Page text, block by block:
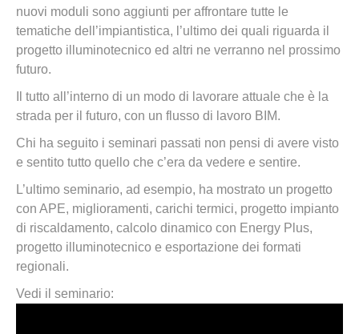
nuovi moduli sono aggiunti per affrontare tutte le
tematiche dell’impiantistica, l’ultimo dei quali riguarda il
progetto illuminotecnico ed altri ne verranno nel prossimo
futuro.
Il tutto all’interno di un modo di lavorare attuale che è la
strada per il futuro, con un flusso di lavoro BIM.
Chi ha seguito i seminari passati non pensi di avere visto
e sentito tutto quello che c’era da vedere e sentire.
L’ultimo seminario, ad esempio, ha mostrato un progetto
con APE, miglioramenti, carichi termici, progetto impianto
di riscaldamento, calcolo dinamico con Energy Plus,
progetto illuminotecnico e esportazione dei formati
regionali.
Vedi il seminario: